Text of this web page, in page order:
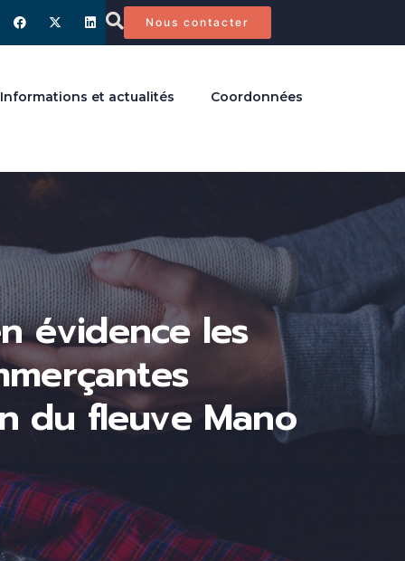
Nous contacter
Informations et actualités Coordonnées
évidence les
du fleuve Mano